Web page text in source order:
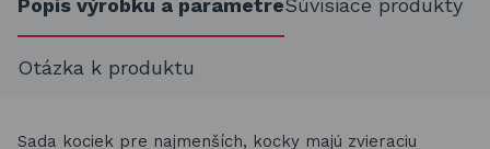
Popis výrobku a parametreSúvisiace produkty
Otázka k produktu
Sada kociek pre najmenších, kocky majú zvieraciu